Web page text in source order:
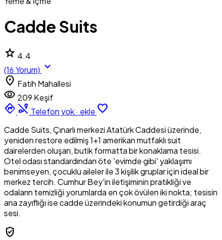
Cadde Suits
star 4.4
(16 Yorum) expand_more
location_on Fatih Mahallesi
visibility 209 Keşif
directions phone_disabled Telefon yok · ekle favorite_border
Cadde Suits, Çınarlı merkezi Atatürk Caddesi üzerinde,
yeniden restore edilmiş 1+1 amerikan mutfaklı suit
dairelerden oluşan, butik formatta bir konaklama tesisi.
Otel odası standardından öte 'evimde gibi' yaklaşımı
benimseyen, çocuklu aileler ile 3 kişilik gruplar için ideal bir
merkez tercih. Cumhur Bey'in iletişiminin pratikliği ve
odaların temizliği yorumlarda en çok övülen iki nokta; tesisin
ana zayıflığı ise cadde üzerindeki konumun getirdiği araç
sesi.
verified_user